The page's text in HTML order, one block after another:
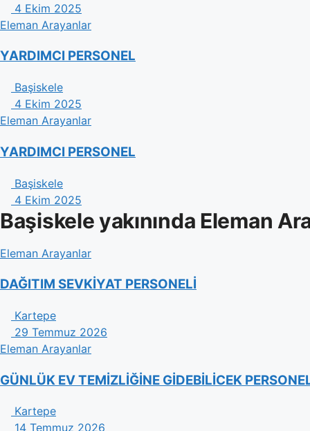
4 Ekim 2025
Eleman Arayanlar
YARDIMCI PERSONEL
Başiskele
4 Ekim 2025
Eleman Arayanlar
YARDIMCI PERSONEL
Başiskele
4 Ekim 2025
Başiskele yakınında Eleman
Eleman Arayanlar
DAĞITIM SEVKİYAT PERSONELİ
Kartepe
29 Temmuz 2026
Eleman Arayanlar
GÜNLÜK EV TEMİZLİĞİNE GİDEBİLİCEK
Kartepe
14 Temmuz 2026